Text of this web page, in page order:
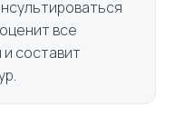
все
составит